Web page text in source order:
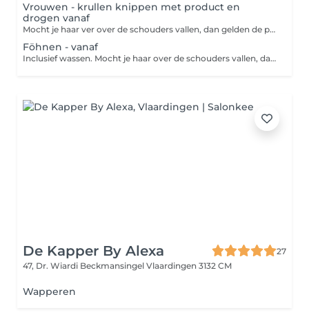
Vrouwen - krullen knippen met product en
drogen vanaf
Mocht je haar ver over de schouders vallen, dan gelden de prijzen: - Krullen knippen full service: wassen, verzorgingsproducten en drogen €85
Föhnen - vanaf
Inclusief wassen. Mocht je haar over de schouders vallen, dan is de prijs met tangen €60.50 Let op: de genoemde prijzen zijn vanaf-prijzen. Het eventuele prijsverschil wordt verrekend in de salon.
De Kapper By Alexa
27
47, Dr. Wiardi Beckmansingel Vlaardingen 3132 CM
Wapperen